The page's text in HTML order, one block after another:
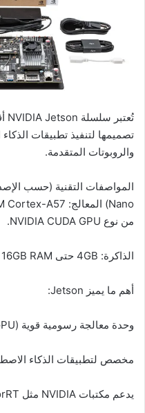
تصميمها لتنفيذ تطبيقات
والروبوتات المتقدمة.
من نوع NVIDIA CUDA GPU.
الذاكرة: 4GB حتى 16GB RAM حسب الإصدار.
أهم ما يميز Jetson:
وحدة معالجة رسومية قوية (GPU)
مخصص لتطبيقات الذكاء
يدعم مكتبات NVIDIA مثل TensorRT و CUDA و cuDNN